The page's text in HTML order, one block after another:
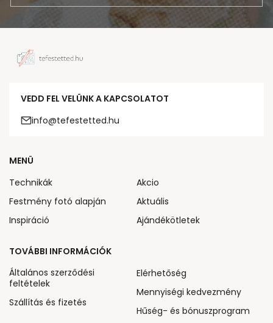
VEDD FEL VELÜNK A KAPCSOLATOT
info@tefestetted.hu
MENÜ
Technikák
Festmény fotó alapján
Inspiráció
Akcio
Aktuális
Ajándékötletek
TOVÁBBI INFORMÁCIÓK
Általános szerződési
feltételek
Szállítás és fizetés
Elérhetőség
Mennyiségi kedvezmény
Hűség- és bónuszprogram